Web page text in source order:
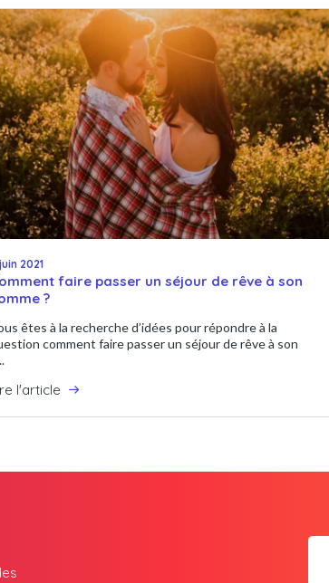
juin 2021
faire passer un séjour de rêve à son
?
êtes à la recherche d’idées pour répondre à la
comment faire passer un séjour de rêve à son
l'article